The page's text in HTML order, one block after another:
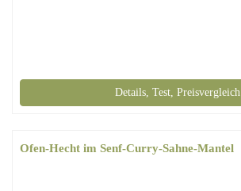
Details, Test, Preisvergleich
Ofen-Hecht im Senf-Curry-Sahne-Mantel